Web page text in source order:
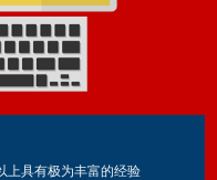
上具有极为丰富的经验